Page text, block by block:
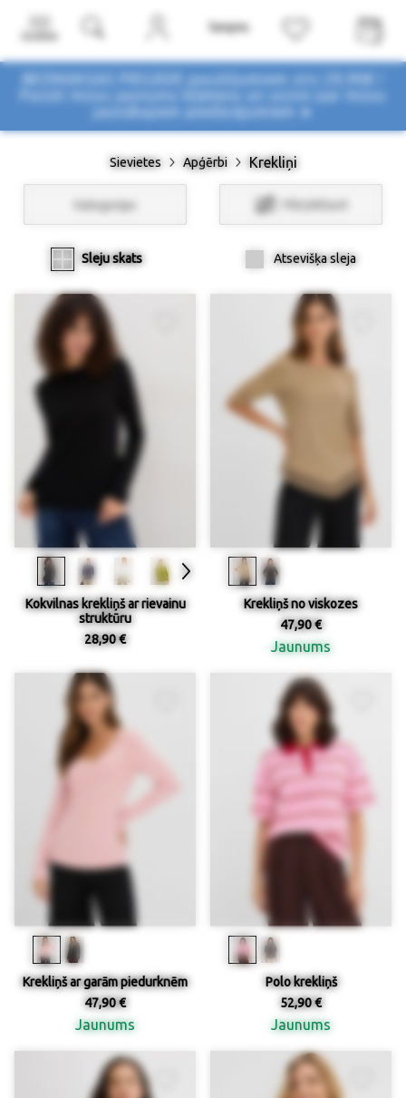
BEZMAKSAS PIEGĀDE pasūtījumiem virs 29,90€ !
Pasūti mūsu jaunumu biļetenu un uzzini par mūsu
Sievietes Apģērbi Krekliņi
Kategorijas Filtri/Atlasīt
Sleju skats Atsevišķa sleja
Kokvilnas krekliņš ar rievainu
struktūru
28,90 €
Krekliņš no viskozes
47,90 €
Jaunums
Krekliņš ar garām piedurknēm
47,90 €
Jaunums
Polo krekliņš
52,90 €
Jaunums